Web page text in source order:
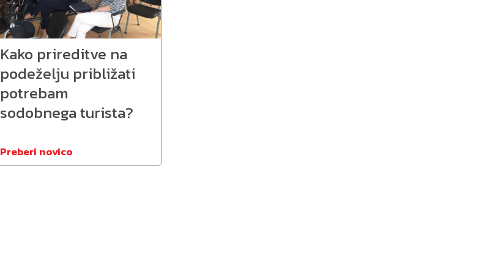
Kako prireditve na
podeželju približati
potrebam
sodobnega turista?
Preberi novico